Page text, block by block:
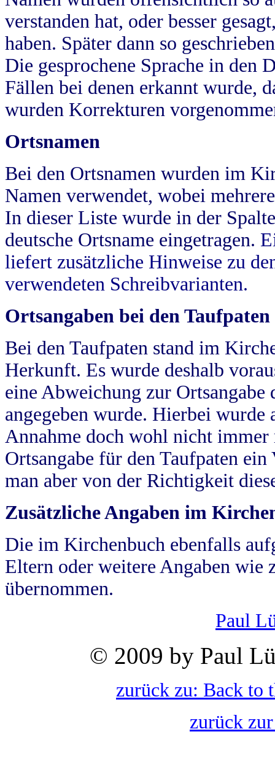
verstanden hat, oder besser
haben. Später dann so
Die gesprochene Sprache in
Fällen bei denen erkannt wurde,
wurden Korrekturen
Ortsnamen
Bei den Ortsnamen wurden im
Namen verwendet, wobei
In dieser Liste wurde in der
deutsche Ortsname eingetragen.
liefert zusätzliche Hinweise zu
verwendeten Schreibvarianten.
Ortsangaben bei den Taufpaten
Bei den Taufpaten stand im
Herkunft. Es wurde deshalb
eine Abweichung zur
angegeben wurde. Hierbei wurde
Annahme doch wohl nicht
Ortsangabe für den Taufpaten
man aber von der Richtigkeit
Zusätzliche Angaben im
Die im Kirchenbuch ebenfalls
Eltern oder weitere Angaben wie
übernommen.
Paul
© 2009 by Paul
zurück zu: Back to
zurück